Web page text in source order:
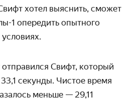
хотел выяснить, сможет
1 опередить опытного
Свифт, который
секунды. Чистое время
меньше — 29,11